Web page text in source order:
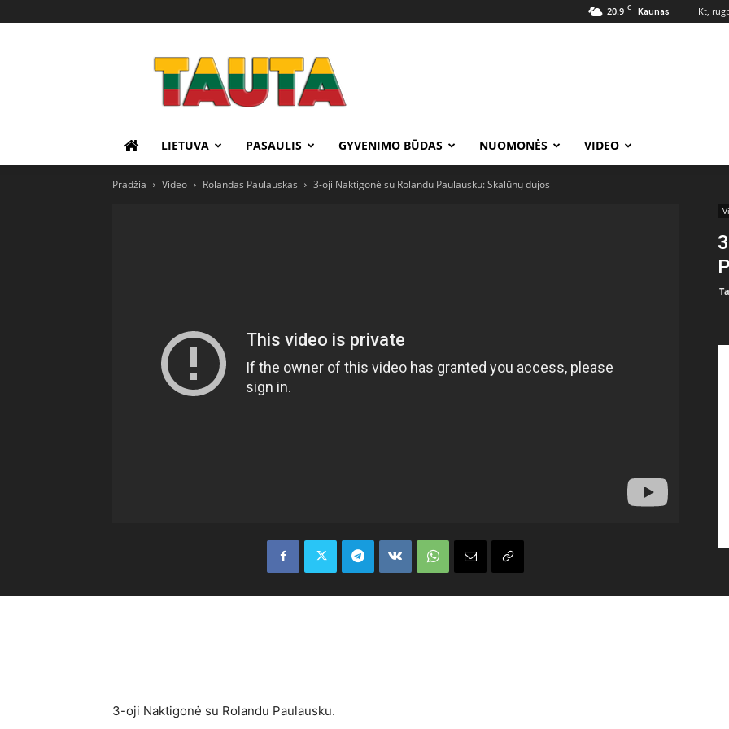
20.9 C Kaunas Kt,
Tauta.lt
LIETUVA PASAULIS GYVENIMO BŪDAS NUOMONĖS VIDEO
Pradžia Video Rolandas Paulauskas 3-oji Naktigonė su Rolandu Paulausku: Skalūnų dujos
3-oji Naktigonė su Rolandu Paulausku.